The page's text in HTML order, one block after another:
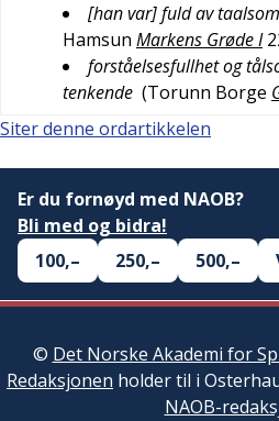
[han var] fuld av
Hamsun Markens Grøde I
forståelsesfullhet og
tenkende (Torunn Borge
Siter denne ordartikkelen
Er du fornøyd med NAOB?
Bli med og bidra!
100,–
250,– 500,–
© Det Norske Akademi for
Redaksjonen holder til i
NAOB-